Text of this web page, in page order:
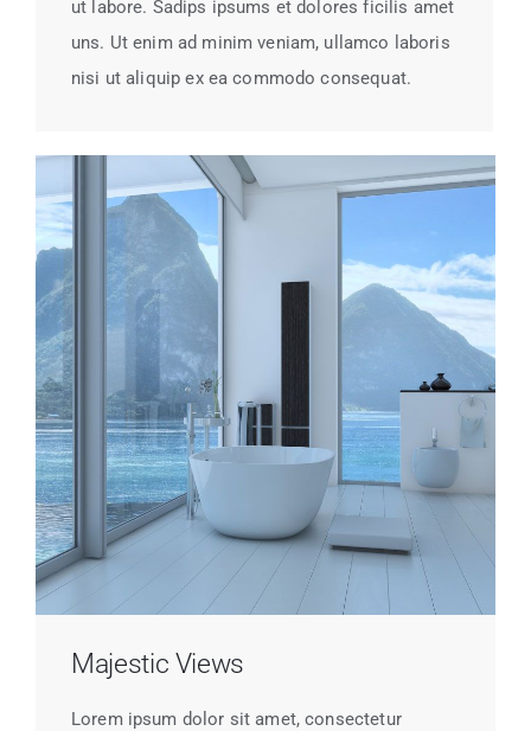
ut labore. Sadips ipsums et dolores ficilis amet
uns. Ut enim ad minim veniam, ullamco laboris
nisi ut aliquip ex ea commodo consequat.
Majestic Views
Lorem ipsum dolor sit amet, consectetur